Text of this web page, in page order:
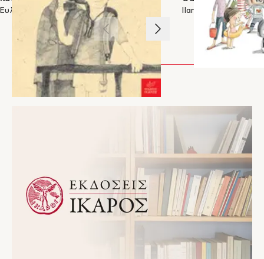
Ευλαμπία Τσιρέλη
Ilan Brenman
ΑΡΘΡΑ